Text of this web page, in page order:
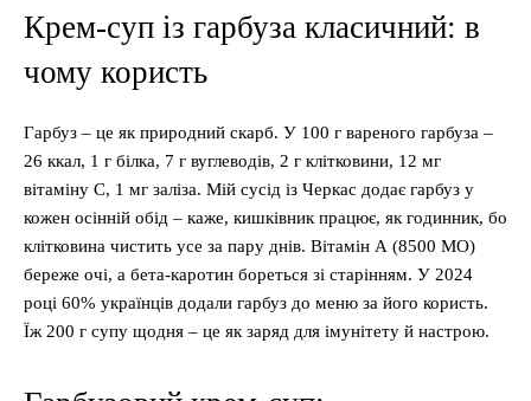
Крем-суп із гарбуза класичний: в
чому користь
Гарбуз – це як природний скарб. У 100 г вареного гарбуза –
26 ккал, 1 г білка, 7 г вуглеводів, 2 г клітковини, 12 мг
вітаміну С, 1 мг заліза. Мій сусід із Черкас додає гарбуз у
кожен осінній обід – каже, кишківник працює, як годинник, бо
клітковина чистить усе за пару днів. Вітамін А (8500 МО)
береже очі, а бета-каротин бореться зі старінням. У 2024
році 60% українців додали гарбуз до меню за його користь.
Їж 200 г супу щодня – це як заряд для імунітету й настрою.